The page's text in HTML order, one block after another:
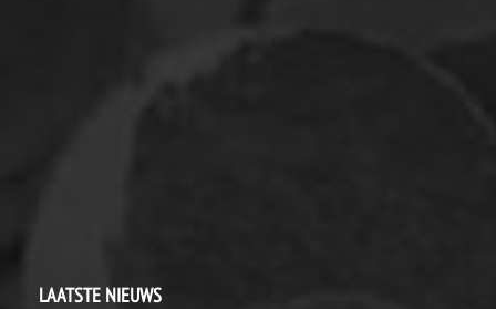
LAATSTE NIEUWS